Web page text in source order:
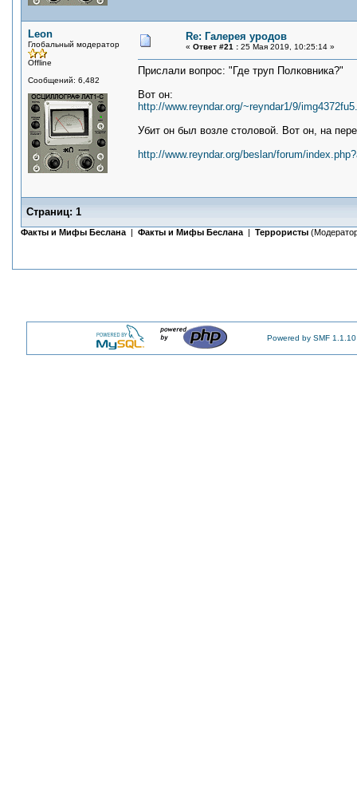
Leon
Глобальный модератор
Offline
Сообщений: 6,482
Re: Галерея уродов
« Ответ #21 : 25 Мая 2019, 10:25:14 »
Прислали вопрос: "Где труп Полковника?"
Вот он:
http://www.reyndar.org/~reyndar1/9/
Убит он был возле столовой. Вот он, на
http://www.reyndar.org/beslan/forum/
Страниц: 1
Факты и Мифы Беслана | Факты и Мифы Беслана | Террористы
Powered by SMF 1.1.10